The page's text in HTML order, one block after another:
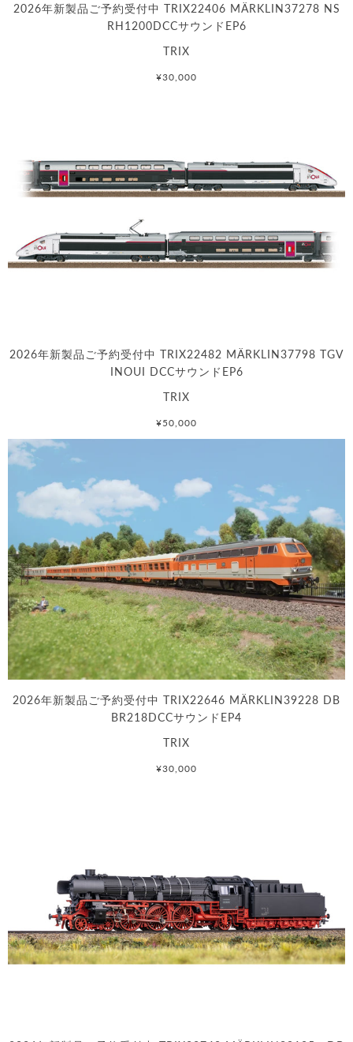
2026年新製品ご予約受付中 TRIX22406 MÄRKLIN37278 NS
RH1200DCCサウンドEP6
TRIX
¥30,000
2026年新製品ご予約受付中 TRIX22482 MÄRKLIN37798 TGV
INOUI DCCサウンドEP6
TRIX
¥50,000
2026年新製品ご予約受付中 TRIX22646 MÄRKLIN39228 DB
BR218DCCサウンドEP4
TRIX
¥30,000